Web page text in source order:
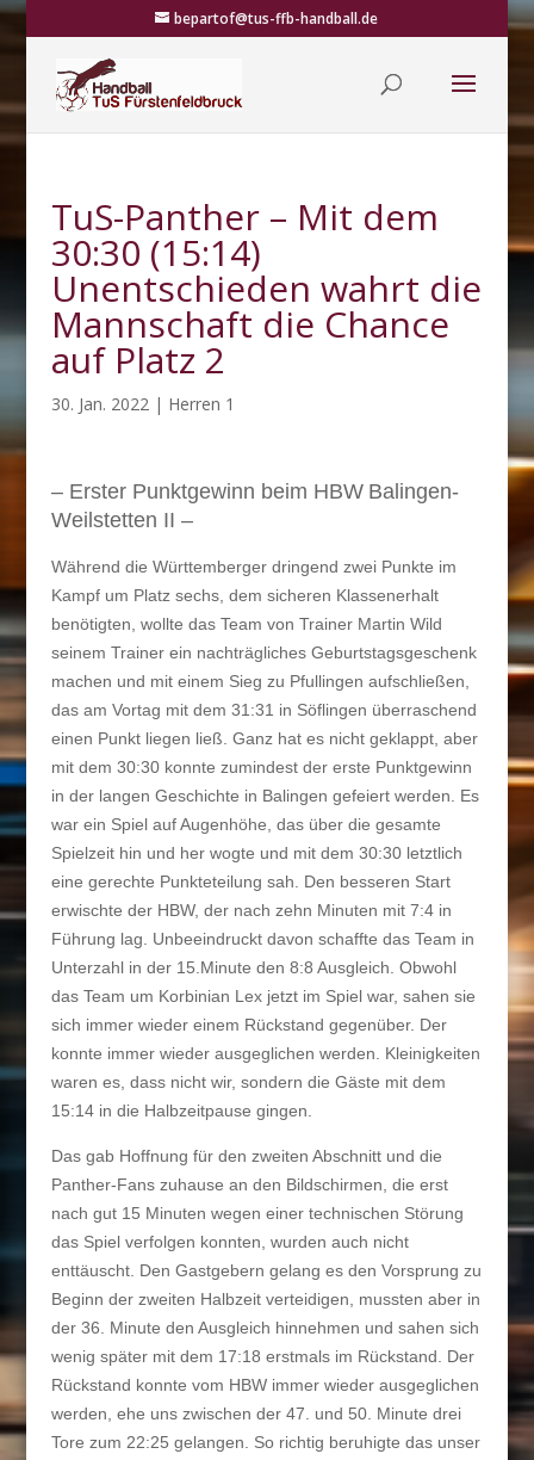
bepartof@tus-ffb-handball.de
TuS-Panther – Mit dem
30:30 (15:14)
Unentschieden wahrt die
Mannschaft die Chance
auf Platz 2
30. Jan. 2022| Herren 1
– Erster Punktgewinn beim HBW Balingen-
Weilstetten II –
Während die Württemberger dringend zwei Punkte im
Kampf um Platz sechs, dem sicheren Klassenerhalt
benötigten, wollte das Team von Trainer Martin Wild
seinem Trainer ein nachträgliches Geburtstagsgeschenk
machen und mit einem Sieg zu Pfullingen aufschließen,
das am Vortag mit dem 31:31 in Söflingen überraschend
einen Punkt liegen ließ. Ganz hat es nicht geklappt, aber
mit dem 30:30 konnte zumindest der erste Punktgewinn
in der langen Geschichte in Balingen gefeiert werden. Es
war ein Spiel auf Augenhöhe, das über die gesamte
Spielzeit hin und her wogte und mit dem 30:30 letztlich
eine gerechte Punkteteilung sah. Den besseren Start
erwischte der HBW, der nach zehn Minuten mit 7:4 in
Führung lag. Unbeeindruckt davon schaffte das Team in
Unterzahl in der 15.Minute den 8:8 Ausgleich. Obwohl
das Team um Korbinian Lex jetzt im Spiel war, sahen sie
sich immer wieder einem Rückstand gegenüber. Der
konnte immer wieder ausgeglichen werden. Kleinigkeiten
waren es, dass nicht wir, sondern die Gäste mit dem
15:14 in die Halbzeitpause gingen.
Das gab Hoffnung für den zweiten Abschnitt und die
Panther-Fans zuhause an den Bildschirmen, die erst
nach gut 15 Minuten wegen einer technischen Störung
das Spiel verfolgen konnten, wurden auch nicht
enttäuscht. Den Gastgebern gelang es den Vorsprung zu
Beginn der zweiten Halbzeit verteidigen, mussten aber in
der 36. Minute den Ausgleich hinnehmen und sahen sich
wenig später mit dem 17:18 erstmals im Rückstand. Der
Rückstand konnte vom HBW immer wieder ausgeglichen
werden, ehe uns zwischen der 47. und 50. Minute drei
Tore zum 22:25 gelangen. So richtig beruhigte das unser